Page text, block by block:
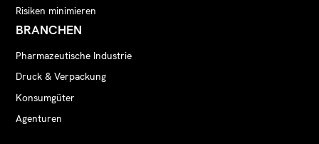
Risiken minimieren
BRANCHEN
Pharmazeutische Industrie
Druck & Verpackung
Konsumgüter
Agenturen